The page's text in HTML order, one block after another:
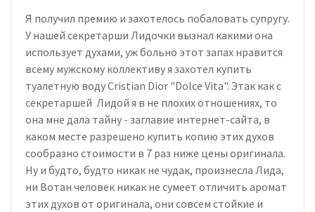
Я получил премию и захотелось побаловать супругу.
У нашей секретарши Лидочки вызнал какими она
использует духами, уж больно этот запах нравится
всему мужскому коллективу я захотел купить
туалетную воду Cristian Dior "Dolce Vita". Этак как с
секретаршей Лидой я в не плохих отношениях, то
она мне дала тайну - заглавие интернет-сайта, в
каком месте разрешено купить копию этих духов
сообразно стоимости в 7 раз ниже цены оригинала.
Ну и будто, будто никак не чудак, произнесла Лида,
ни Вотан человек никак не сумеет отличить аромат
этих духов от оригинала, они совсем стойкие и